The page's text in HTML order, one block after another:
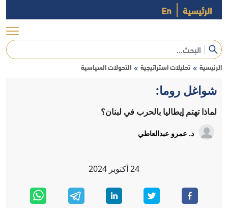
الرئيسية En
الرئيسية » تحليلات استراتيجية » التحولات السياسية
شواغل روما:
لماذا تهتم إيطاليا بالحرب في لبنان؟
د. عمرو عبدالعاطي
24أكتوبر 2024